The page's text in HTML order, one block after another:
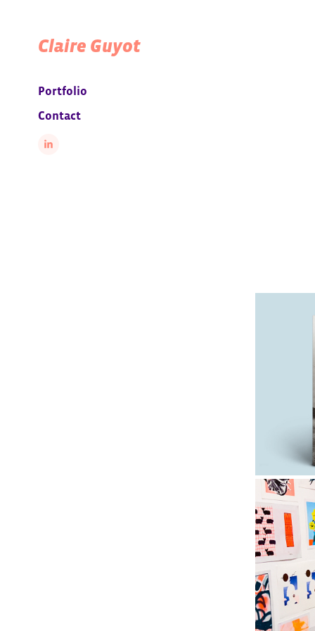
Claire Guyot
Portfolio
Contact